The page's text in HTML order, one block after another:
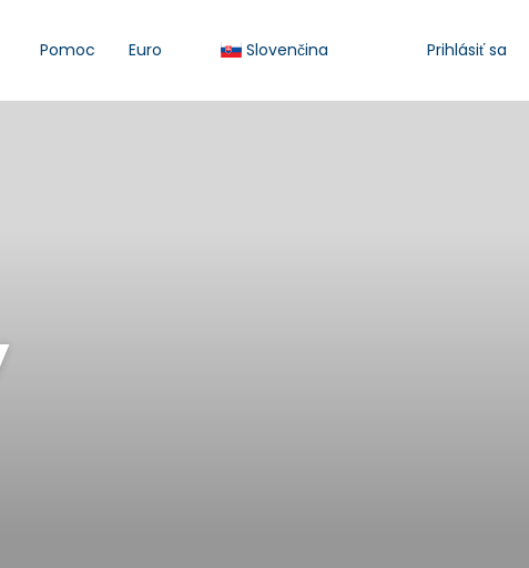
Pomoc Euro Slovenčina Prihlásiť sa